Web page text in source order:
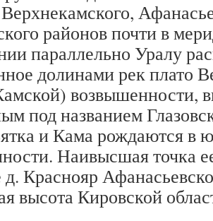
районов почти в
параллельно Уралу
долинами рек плато
возвышенности,
под названием
и Кама рождаются в
Наивысшая точка
д. Краснояр
высота Кировской